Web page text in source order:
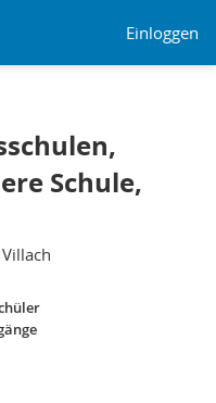
Einloggen
Schule,